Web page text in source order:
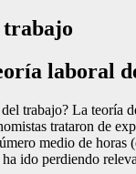
laboral
trabajo? La teoría
trataron de
medio de
ido perdiendo